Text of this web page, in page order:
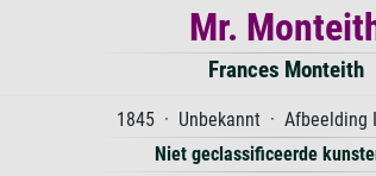
Mr.
Frances Monteith
1845 · Unbekannt · Afbeelding
Niet geclassificeerde